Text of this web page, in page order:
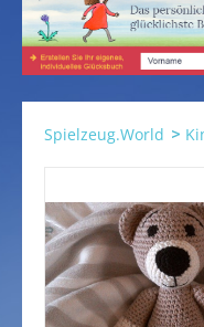
Spielzeug.World